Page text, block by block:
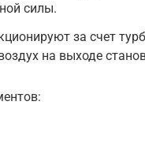
силы.
за счет
на выходе